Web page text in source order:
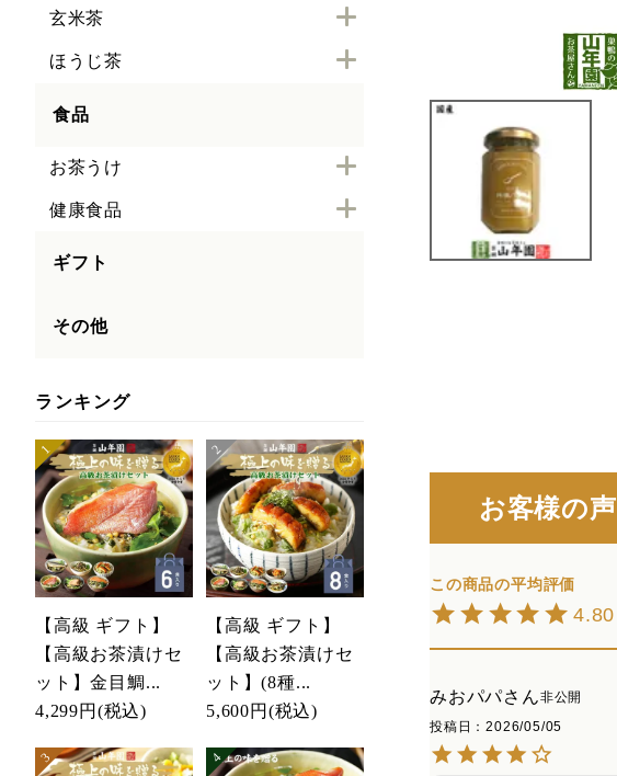
玄米茶
ほうじ茶
食品
お茶うけ
健康食品
ギフト
その他
ランキング
【高級 ギフト】
【高級お茶漬けセ
ット】金目鯛...
4,299円 (税込)
【高級 ギフト】
【高級お茶漬けセ
ット】(8種...
5,600円 (税込)
お客様の声
4.80
みおパパ
非公開
投稿日
2026/05/05